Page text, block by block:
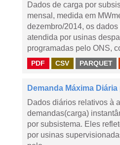
Dados de carga por
mensal, medida em
dezembro/2014, os
atendida por usinas
programadas pelo ONS,
PDF CSV PARQUET
Demanda Máxima
Dados diários relativos à
demandas(carga)
por subsistema. Eles
por usinas